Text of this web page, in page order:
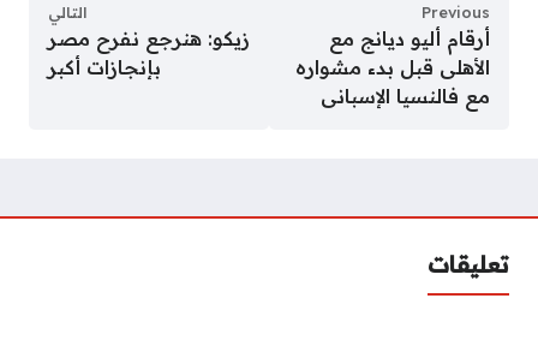
Previous
أرقام أليو ديانج مع
الأهلى قبل بدء مشواره
مع فالنسيا الإسبانى
التالي
زيكو: هنرجع نفرح مصر
بإنجازات أكبر
تعليقات